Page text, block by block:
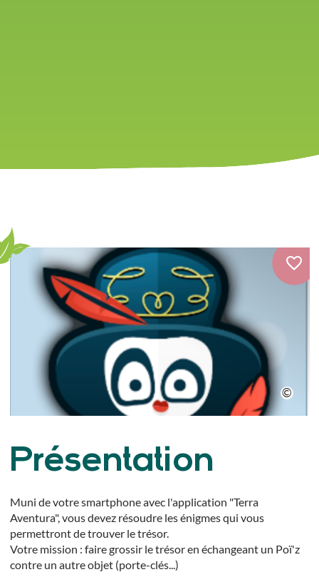
Présentation
Muni de votre smartphone avec l'application "Terra
Aventura", vous devez résoudre les énigmes qui vous
permettront de trouver le trésor.
Votre mission : faire grossir le trésor en échangeant un Poï'z
contre un autre objet (porte-clés...)